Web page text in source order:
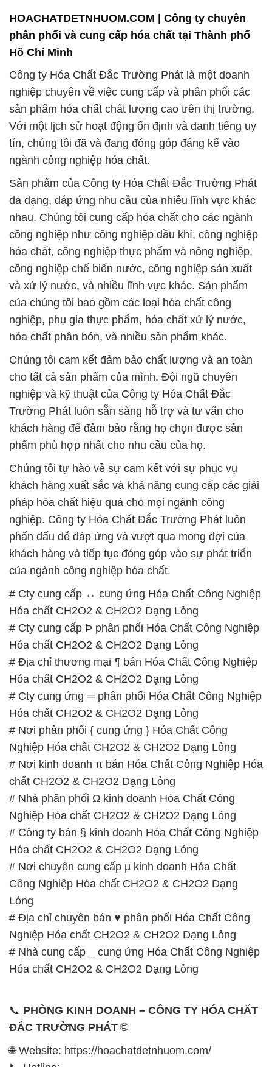
nghiệp và kỹ thuật của Công ty Hóa Chất Đắc
Trường Phát luôn sẵn sàng hỗ trợ và tư vấn cho
khách hàng để đảm bảo rằng họ chọn được sản
phẩm phù hợp nhất cho nhu cầu của họ.
Chúng tôi tự hào về sự cam kết với sự phục vụ
khách hàng xuất sắc và khả năng cung cấp các giải
pháp hóa chất hiệu quả cho mọi ngành công
nghiệp. Công ty Hóa Chất Đắc Trường Phát luôn
phấn đấu để đáp ứng và vượt qua mong đợi của
khách hàng và tiếp tục đóng góp vào sự phát triển
của ngành công nghiệp hóa chất.
# Cty cung cấp ↔ cung ứng Hóa Chất Công Nghiệp
Hóa chất CH2O2 & CH2O2 Dạng Lỏng
# Cty cung cấp Þ phân phối Hóa Chất Công Nghiệp
Hóa chất CH2O2 & CH2O2 Dạng Lỏng
# Địa chỉ thương mại ¶ bán Hóa Chất Công Nghiệp
Hóa chất CH2O2 & CH2O2 Dạng Lỏng
# Cty cung ứng ═ phân phối Hóa Chất Công Nghiệp
Hóa chất CH2O2 & CH2O2 Dạng Lỏng
# Nơi phân phối { cung ứng } Hóa Chất Công
Nghiệp Hóa chất CH2O2 & CH2O2 Dạng Lỏng
# Nơi kinh doanh π bán Hóa Chất Công Nghiệp Hóa
chất CH2O2 & CH2O2 Dạng Lỏng
# Nhà phân phối Ω kinh doanh Hóa Chất Công
Nghiệp Hóa chất CH2O2 & CH2O2 Dạng Lỏng
Hóa chất CH2O2 & CH2O2 Dạng Lỏng
# Nơi chuyên cung cấp µ kinh doanh Hóa Chất
Công Nghiệp Hóa chất CH2O2 & CH2O2 Dạng
Lỏng
# Địa chỉ chuyên bán ♥ phân phối Hóa Chất Công
Nghiệp Hóa chất CH2O2 & CH2O2 Dạng Lỏng
# Nhà cung cấp _ cung ứng Hóa Chất Công Nghiệp
Hóa chất CH2O2 & CH2O2 Dạng Lỏng
PHÒNG KINH DOANH – CÔNG TY HÓA CHẤT
🌐 Website: https://hoachatdetnhuom.com/
📞 Hotline:
– 0933.920.505 – 028.3504.5555
– 028.3756.1835 – 028.3756.1840 –
028.3756.1841- 028.3756.1842
– 0932.660.696 – 0901.326.566 – 0906.387.866 –
0902.765.866
📧 Email: hoachat@dactruongphat.vn
GIỜ LÀM VIỆC TẠI CÔNG TY HÓA CHẤT ĐẮC
TRƯỜNG PHÁT
Thời gian làm việctại Hóa Chất Đắc Trường Phát
được tổ chức như sau:
Thứ 2 đến thứ 6: Buổi sáng: từ 8h đến 11h – Buổi
chiều: từ 12h30 đến 17h
Thứ 7: Buổi sáng: từ 8h đến 11h – Buổi chiều: từ
Chủ nhật: Nghỉ chủ nhật hàng tuần
Chúng tôi rất trân trọng thời gian và cam kết tuân
thủ giờ làm việc để đảm bảo sự hỗ trợ tốt nhất cho
khách hàng và đảm bảo hiệu suất công việc cao